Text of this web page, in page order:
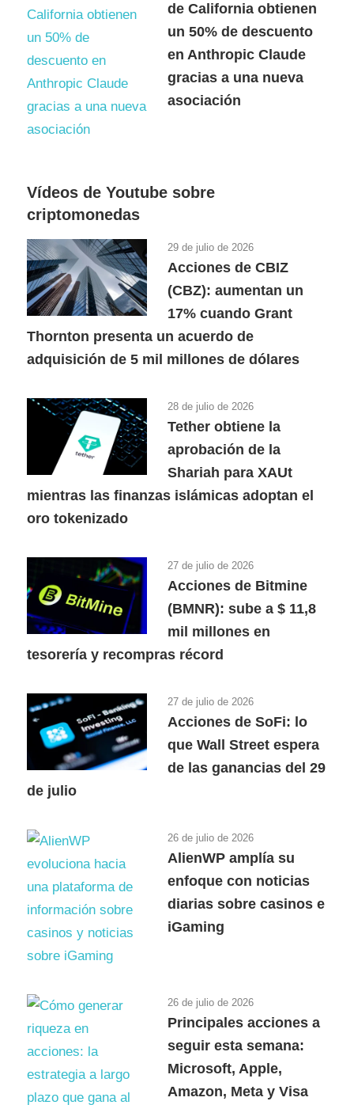
de California obtienen
un 50% de descuento
en Anthropic Claude
gracias a una nueva
asociación
Vídeos de Youtube sobre
criptomonedas
29 de julio de 2026
Acciones de CBIZ
(CBZ): aumentan un
17% cuando Grant
Thornton presenta un acuerdo de
adquisición de 5 mil millones de dólares
28 de julio de 2026
Tether obtiene la
aprobación de la
Shariah para XAUt
mientras las finanzas islámicas adoptan el
oro tokenizado
27 de julio de 2026
Acciones de Bitmine
(BMNR): sube a $ 11,8
mil millones en
tesorería y recompras récord
27 de julio de 2026
Acciones de SoFi: lo
que Wall Street espera
de las ganancias del 29
de julio
26 de julio de 2026
AlienWP amplía su
enfoque con noticias
diarias sobre casinos e
iGaming
26 de julio de 2026
Principales acciones a
seguir esta semana:
Microsoft, Apple,
Amazon, Meta y Visa